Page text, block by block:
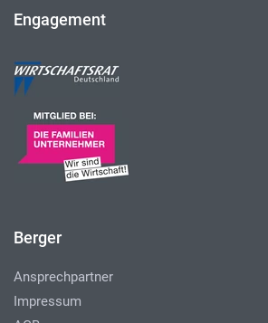
Engagement
Berger
Ansprechpartner
Impressum